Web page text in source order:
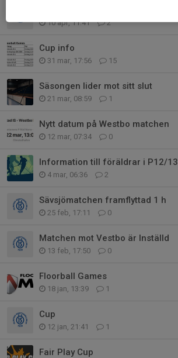
10 apr, 11:41 2
Cup info
31 mar, 17:56 15
Säsongen lider mot sitt slut
21 mar, 08:59 1
Nytt datum på Westbo matchen
12 mar, 07:34 0
Information till föräldrar i P12/13
4 mar, 06:36 2
Sävsjömatchen framflyttad 1 h
25 feb, 17:11 0
Matchen mot Vestbo är Inställd
13 feb, 17:50 0
Floorball Games
18 jan, 13:39 1
Cup
12 jan, 21:41 1
Fair Play Cup